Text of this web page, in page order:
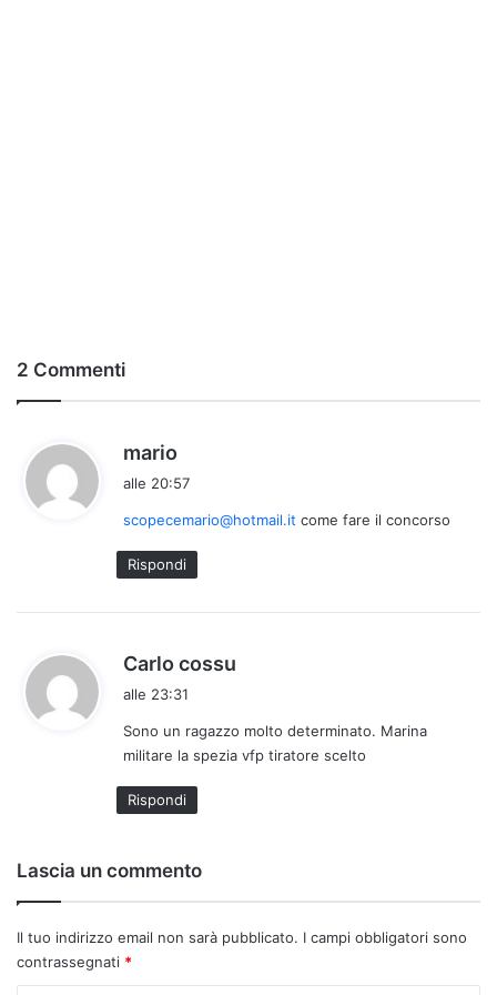
2 Commenti
mario
e
t
t
alle 20:57
scopecemario@hotmail.it come fare il concorso
Rispondi
Carlo cossu
e
t
alle 23:31
Sono un ragazzo molto determinato. Marina
militare la spezia vfp tiratore scelto
Rispondi
Lascia un commento
Il tuo indirizzo email non sarà pubblicato. I campi obbligatori sono
contrassegnati *